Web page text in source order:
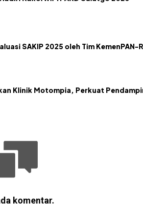
SAKIP 2025 oleh Tim KemenPAN-
Klinik Motompia, Perkuat
komentar.